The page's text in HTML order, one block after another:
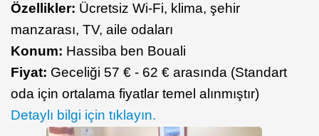
Özellikler: Ücretsiz Wi-Fi, klima, şehir
manzarası, TV, aile odaları
Konum: Hassiba ben Bouali
Fiyat: Geceliği 57 € - 62 € arasında (Standart
oda için ortalama fiyatlar temel alınmıştır)
Detaylı bilgi için tıklayın.